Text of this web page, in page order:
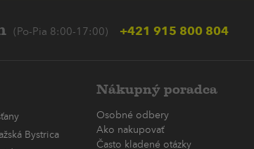
(Po-Pia 8:00-17:00) +421 915 800 804
Bystrica
Nákupný poradca
Osobné odbery
Ako nakupovať
Často kladené otázky